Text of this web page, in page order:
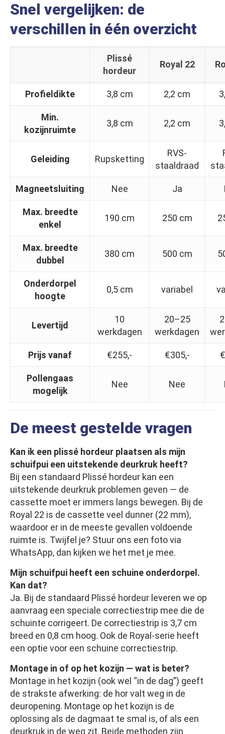
Snel vergelijken: de
verschillen in één overzicht
Plissé
hordeur
Royal 22
Profieldikte 3,8 cm 2,2 cm
Min.
kozijnruimte
3,8 cm 2,2 cm
Geleiding Rupsketting
RVS-
staaldraad
Magneetsluiting Nee Ja
Max. breedte
enkel
190 cm 250 cm
Max. breedte
dubbel
380 cm 500 cm
Onderdorpel
hoogte
0,5 cm variabel
Levertijd
10
werkdagen
20–25
werkdagen
Prijs vanaf €255,- €305,-
Pollengaas
mogelijk
Nee Nee
De meest gestelde vragen
Kan ik een plissé hordeur plaatsen als mijn
schuifpui een uitstekende deurkruk heeft?
Bij een standaard Plissé hordeur kan een
uitstekende deurkruk problemen geven — de
cassette moet er immers langs bewegen. Bij de
Royal 22 is de cassette veel dunner (22 mm),
waardoor er in de meeste gevallen voldoende
ruimte is. Twijfel je? Stuur ons een foto via
WhatsApp, dan kijken we het met je mee.
Mijn schuifpui heeft een schuine onderdorpel.
Kan dat?
Ja. Bij de standaard Plissé hordeur leveren we op
aanvraag een speciale correctiestrip mee die de
schuinte corrigeert. De correctiestrip is 3,7 cm
breed en 0,8 cm hoog. Ook de Royal-serie heeft
een optie voor een schuine correctiestrip.
Montage in of op het kozijn — wat is beter?
Montage in het kozijn (ook wel “in de dag”) geeft
de strakste afwerking: de hor valt weg in de
deuropening. Montage op het kozijn is de
oplossing als de dagmaat te smal is, of als een
deurkruk in de weg zit. Beide methoden zijn